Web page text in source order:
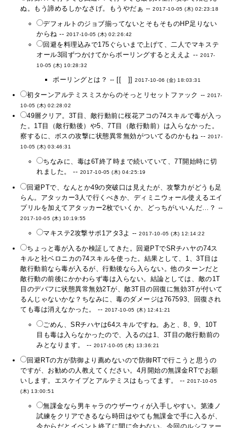
ぬ。もう諦めるしかなさげ。もうやだぁ --2017-10-05 (木) 02:23:18
デフォルトのジョブ揃ってないとそもそものHP足りない
からね -- 2017-10-05 (木) 02:26:42
回避を料理込みで175ぐらいまで上げて、二人でマキステ
オール3回ずつかけてからボーリングするとええよ --2017-
10-05 (木) 10:28:32
ボーリングとは？ -- [[ ]]2017-10-06 (金) 18:03:31
初ターンアルテミスミスからのそっとリセットファック --2017-
10-05 (木) 02:28:02
49層クリア。3T目、敵行動前に桜花アコの74スキルで毒が入っ
た。1T目（敵行動後）や5、7T目（敵行動前）は入らなかった。
察するに、ボスの攻撃に状態異常無効がついてるのかもね -- 2017-
10-05 (木) 03:46:31
ちなみに、毒は6T終了時まで続いていて、7T開始時に切
れました。 -- 2017-10-05 (木) 04:25:19
回避PTで、なんとか49の突破口は見えたが、攻撃力がどうも足
らん。アタッカー3人で行くべきか、ディミニウォール使えるエイ
プリルを加えてアタッカー2枚でいくか、どっちがいいんだ…？ --
2017-10-05 (木) 10:19:55
マキステ2攻撃サポ1アタ3よ --2017-10-05 (木) 12:14:22
ちょっと毒が入るか検証してきた。回避PTでSRチハヤの74ス
キルと社ベロニカの74スキルを使った。結果として、1、3T目は
敵行動前なら毒が入るが、行動後なら入らない。他のターンだと
敵行動の前後にかかわらず毒は入らない。結論としては、敵の1T
目のデバフに状態異常無効2Tが、敵3T目の回復に無効3Tが付いて
るんじゃないかな？ちなみに、毒のダメージは767593、回復され
ても毒は消えなかった。 -- 2017-10-05 (木) 12:41:21
ごめん、SRチハヤは64スキルですね。あと、8、9、10T
目も毒は入らなかったので、入るのは1、3T目の敵行動前の
みとなります。 -- 2017-10-05 (木) 13:36:21
回避RTの方が防御より薦めないので防御RTで行こうと思うの
ですが、お勧めの人教えてください。4月開始の無課金RTでお願
いします。エスケイプとアルテミスはもってます。 --2017-10-05
(木) 13:00:51
無課金なら男キャラのウザーウィが入手しやすい。第漆ノ
試練をクリアできるなら時田はやても無課金で手に入るが、
今からだとイベント終了に間に合わない。今回のルシファー